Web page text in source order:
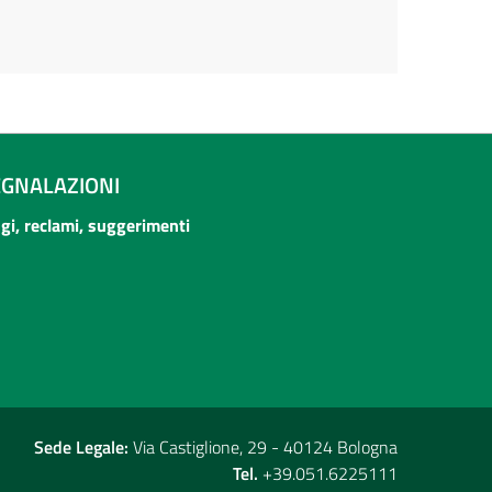
reclami, suggerimenti
Sede Legale: Via Castiglione, 29 - 40124 Bologna
Tel. +39.051.6225111